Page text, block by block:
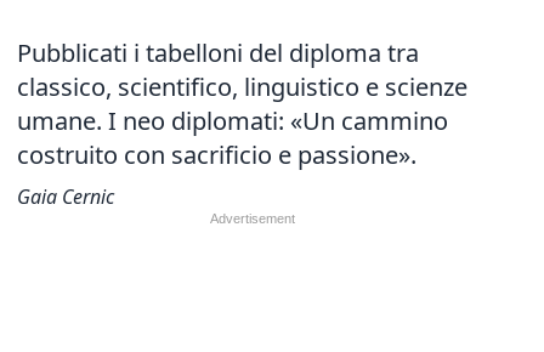
Pubblicati i tabelloni del diploma tra
classico, scientifico, linguistico e scienze
umane. I neo diplomati: «Un cammino
costruito con sacrificio e passione».
Gaia Cernic